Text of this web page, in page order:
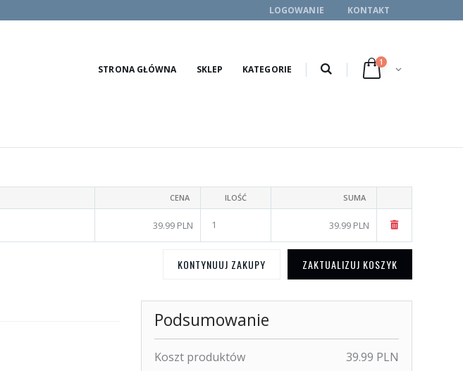
LOGOWANIE KONTAKT
STRONA GŁÓWNA SKLEP KATEGORIE
1
CENA ILOŚĆ SUMA
39.99 PLN 39.99 PLN
KONTYNUUJ ZAKUPY
Podsumowanie
Koszt produktów
39.99 PLN